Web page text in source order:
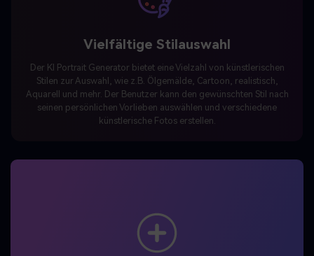
Der KI Portrait Generator bietet eine Vielzahl von künstlerischen
Stilen zur Auswahl, wie z.B. Ölgemälde, Cartoon, realistisch,
Aquarell und mehr. Der Benutzer kann den gewünschten Stil nach
seinen persönlichen Vorlieben auswählen und verschiedene
künstlerische Fotos erstellen.